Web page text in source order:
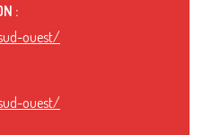
:
ouest/
ouest/